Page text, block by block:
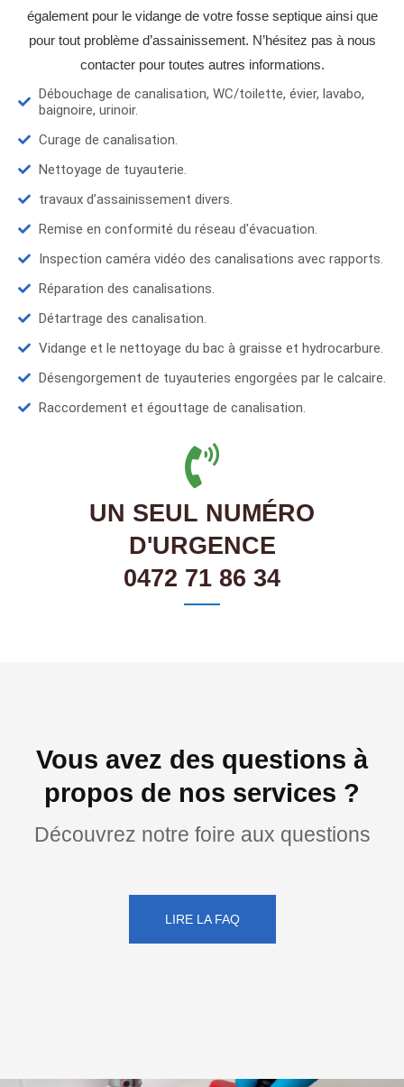
également pour le vidange de votre fosse septique ainsi que
pour tout problème d’assainissement. N’hésitez pas à nous
contacter pour toutes autres informations.
Débouchage de canalisation, WC/toilette, évier, lavabo,
baignoire, urinoir.
Curage de canalisation.
Nettoyage de tuyauterie.
travaux d’assainissement divers.
Remise en conformité du réseau d'évacuation.
Inspection caméra vidéo des canalisations avec rapports.
Réparation des canalisations.
Détartrage des canalisation.
Vidange et le nettoyage du bac à graisse et hydrocarbure.
Désengorgement de tuyauteries engorgées par le calcaire.
Raccordement et égouttage de canalisation.
UN SEUL NUMÉRO
D'URGENCE
0472 71 86 34
Vous avez des questions à
propos de nos services ?
Découvrez notre foire aux questions
LIRE LA FAQ